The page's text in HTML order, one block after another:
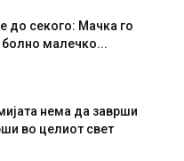
до секого: Мачка го
малечко...
нема да заврши
во целиот свет